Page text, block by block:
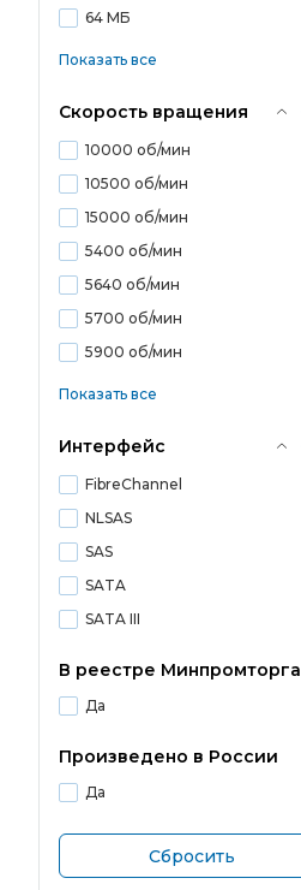
64 МБ
Показать все
Скорость вращения
10000 об/мин
10500 об/мин
15000 об/мин
5400 об/мин
5640 об/мин
5700 об/мин
5900 об/мин
Показать все
Интерфейс
FibreChannel
NLSAS
SAS
SATA
SATA III
В реестре Минпромторга
Да
Произведено в России
Да
Сбросить